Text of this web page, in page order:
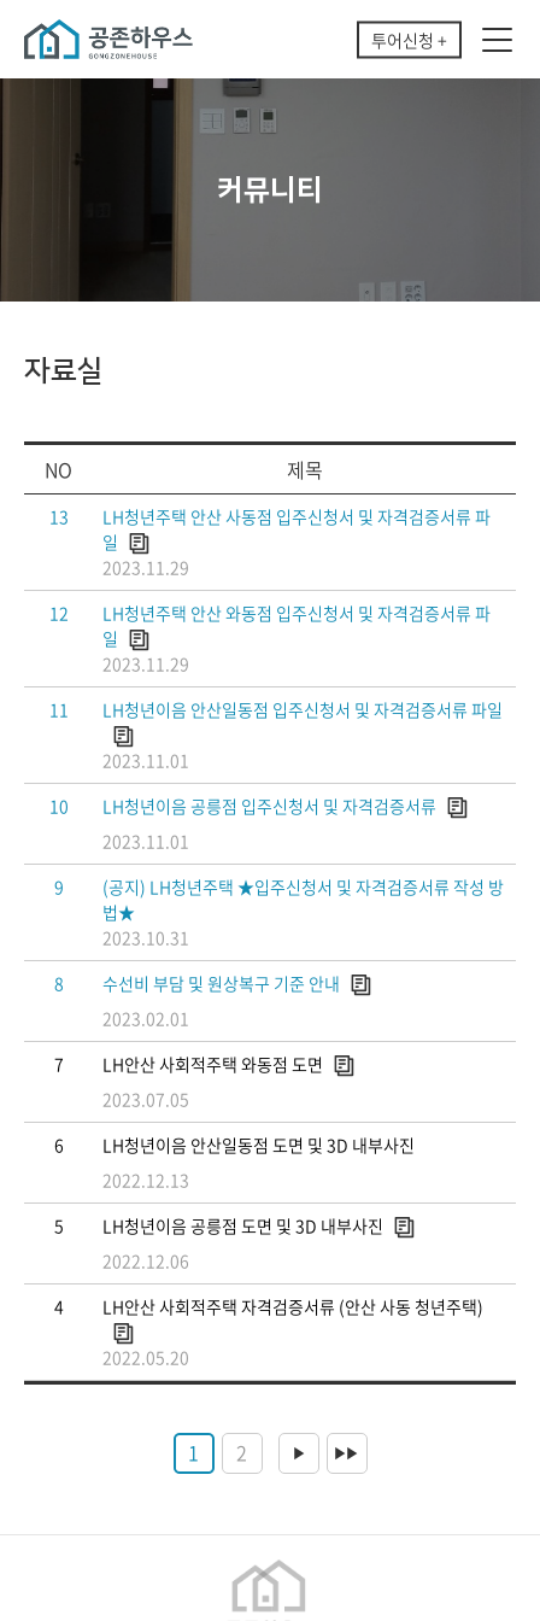
투어신청 +
커뮤니티
자료실
NO 제목
13
LH청년주택 안산 사동점 입주신청서 및 자격검증서류 파
일
2023.11.29
12
LH청년주택 안산 와동점 입주신청서 및 자격검증서류 파
일
2023.11.29
11
LH청년이음 안산일동점 입주신청서 및 자격검증서류 파일
2023.11.01
10
LH청년이음 공릉점 입주신청서 및 자격검증서류
2023.11.01
9
(공지) LH청년주택 ★입주신청서 및 자격검증서류 작성 방
법★
2023.10.31
8
수선비 부담 및 원상복구 기준 안내
2023.02.01
7
LH안산 사회적주택 와동점 도면
2023.07.05
6
LH청년이음 안산일동점 도면 및 3D 내부사진
2022.12.13
5
LH청년이음 공릉점 도면 및 3D 내부사진
2022.12.06
4
LH안산 사회적주택 자격검증서류 (안산 사동 청년주택)
2022.05.20
1 2 ▶ ▶▶